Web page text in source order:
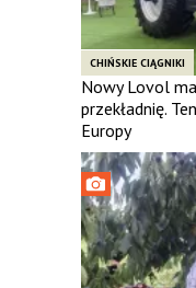
CHIŃSKIE CIĄGNIKI
Nowy Lovol
przekładnię.
Europy